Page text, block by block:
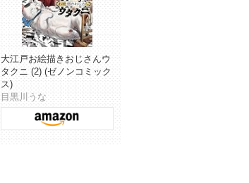
大江戸お絵描きおじさんウ
タクニ (2) (ゼノンコミック
ス)
目黒川うな